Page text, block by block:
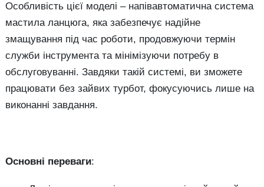
Особливість цієї моделі – напівавтоматична система
мастила ланцюга, яка забезпечує надійне
змащування під час роботи, продовжуючи термін
служби інструмента та мінімізуючи потребу в
обслуговуванні. Завдяки такій системі, ви зможете
працювати без зайвих турбот, фокусуючись лише на
виконанні завдання.
Основні переваги: